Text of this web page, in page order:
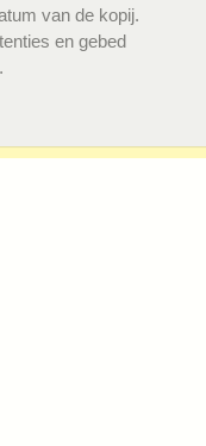
van de kopij.
en gebed